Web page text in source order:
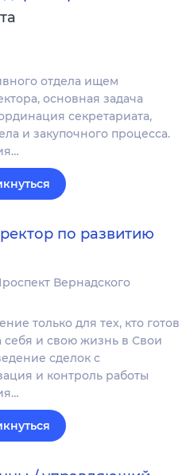
отдела ищем
основная задача
секретариата,
и закупочного процесса.
по развитию
Вернадского
только для тех, кто готов
себя и свою жизнь в Свои
сделок с
и контроль работы